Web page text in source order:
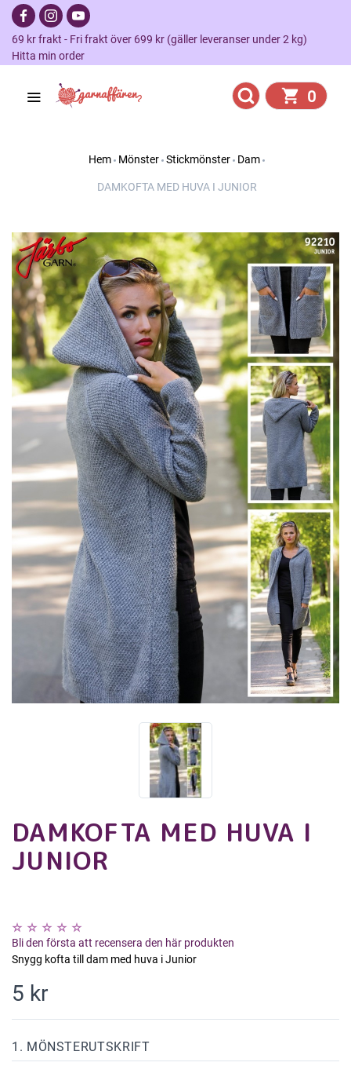
69 kr frakt - Fri frakt över 699 kr (gäller leveranser under 2 kg)
Hitta min order
0
Hem Mönster Stickmönster Dam
DAMKOFTA MED HUVA I JUNIOR
DAMKOFTA MED HUVA I
JUNIOR
Bli den första att recensera den här produkten
Snygg kofta till dam med huva i Junior
5 kr
1. MÖNSTERUTSKRIFT